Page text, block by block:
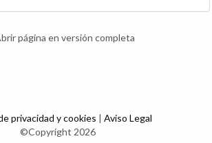
página en versión completa
privacidad y cookies | Aviso Legal
©Copyright 2026